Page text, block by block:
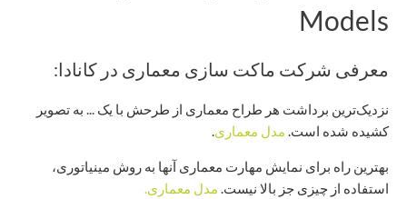
Models
معرفی شرکت ماکت سازی معماری در کانادا:
نزدیک‌ترین برداشت هر طراح معماری از طرحش با یک ... به تصویر
کشیده شده است. مدل معماری.
بهترین راه برای نمایش مهارت معماری آنها به روش مینیاتوری،
استفاده از چیزی جز بالا نیست. مدل معماری.